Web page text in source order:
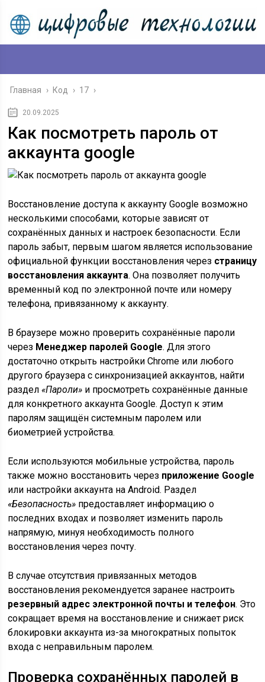
Главная › Код › 17 ›
20.09.2025
Как посмотреть пароль от
аккаунта google
Восстановление доступа к аккаунту Google возможно
несколькими способами, которые зависят от
сохранённых данных и настроек безопасности. Если
пароль забыт, первым шагом является использование
официальной функции восстановления через страницу
восстановления аккаунта. Она позволяет получить
временный код по электронной почте или номеру
телефона, привязанному к аккаунту.
В браузере можно проверить сохранённые пароли
через Менеджер паролей Google. Для этого
достаточно открыть настройки Chrome или любого
другого браузера с синхронизацией аккаунтов, найти
раздел«Пароли» и просмотреть сохранённые данные
для конкретного аккаунта Google. Доступ к этим
паролям защищён системным паролем или
биометрией устройства.
Если используются мобильные устройства, пароль
также можно восстановить через приложение Google
или настройки аккаунта на Android. Раздел
«Безопасность» предоставляет информацию о
последних входах и позволяет изменить пароль
напрямую, минуя необходимость полного
восстановления через почту.
В случае отсутствия привязанных методов
восстановления рекомендуется заранее настроить
резервный адрес электронной почты и телефон. Это
сокращает время на восстановление и снижает риск
блокировки аккаунта из-за многократных попыток
входа с неправильным паролем.
Проверка сохранённых паролей в